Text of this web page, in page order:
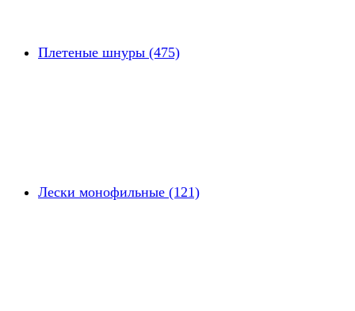
Плетеные шнуры (475)
Лески монофильные (121)